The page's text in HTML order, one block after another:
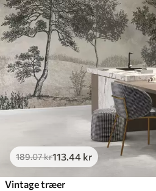
189.07kr113.44 kr
Vintage træer